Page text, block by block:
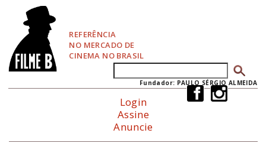
REFERÊNCIA
NO MERCADO DE
CINEMA NO BRASIL
Formulário de busca
Fundador: PAULO SÉRGIO ALMEIDA
Login
Assine
Anuncie